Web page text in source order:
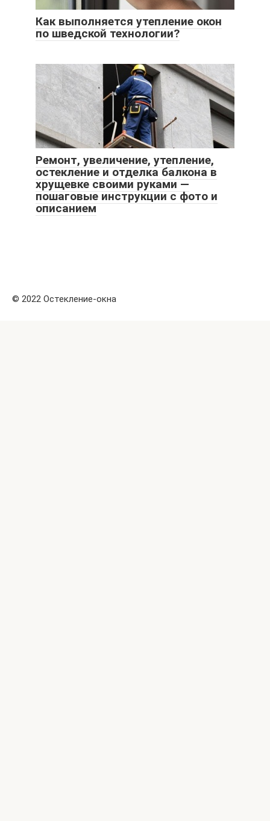
Как выполняется утепление окон
по шведской технологии?
Ремонт, увеличение, утепление,
остекление и отделка балкона в
хрущевке своими руками —
пошаговые инструкции с фото и
описанием
© 2022 Остекление-окна